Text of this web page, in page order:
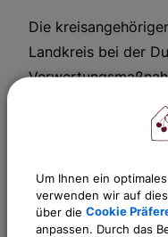
Die
Landkreis bei der
stellen
und Personal zur
solcher
kreisangehörigen
Stellungnahme zu
Um Ihnen ein
verwenden wir auf
über die Cookie
anpassen. Durch das